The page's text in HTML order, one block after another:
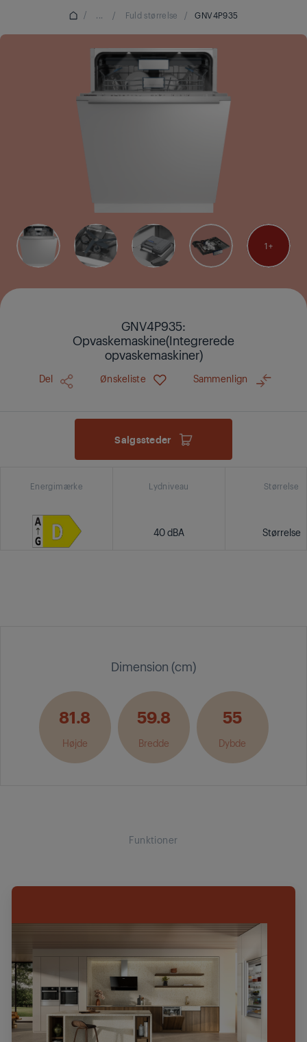
/ ... / Fuld størrelse / GNV4P935
1
GNV4P935:
Opvaskemaskine(Integrerede
opvaskemaskiner)
Del Ønskeliste Sammenlign
Salgssteder
Energimærke Lydniveau
40 dBA
Størrelse
Størrelse
Dimension (cm)
81.8
Højde
59.8
Bredde
55
Dybde
Funktioner